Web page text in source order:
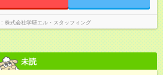
株式会社学研エル・スタッフィング
未読